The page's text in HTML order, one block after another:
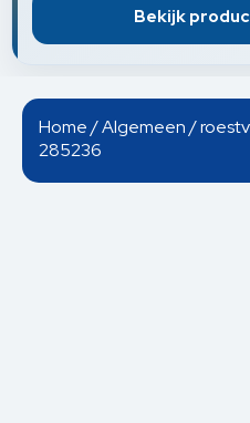
Bekijk
Home/Algemeen/
285236